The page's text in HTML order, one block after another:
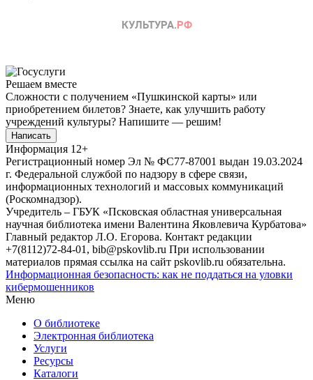
Решаем вместе
Сложности с получением «Пушкинской карты» или
приобретением билетов? Знаете, как улучшить работу
учреждений культуры? Напишите — решим!
Написать
Информация 12+
Регистрационный номер Эл № ФС77-87001 выдан 19.03.2024
г. Федеральной службой по надзору в сфере связи,
информационных технологий и массовых коммуникаций
(Роскомнадзор).
Учредитель – ГБУК «Псковская областная универсальная
научная библиотека имени Валентина Яковлевича Курбатова»
Главный редактор Л.О. Егорова. Контакт редакции
+7(8112)72-84-01, bib@pskovlib.ru При использовании
материалов прямая ссылка на сайт pskovlib.ru обязательна.
Информационная безопасность: как не поддаться на уловки
кибермошенников
Меню
О библиотеке
Электронная библиотека
Услуги
Ресурсы
Каталоги